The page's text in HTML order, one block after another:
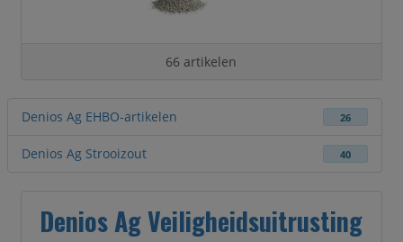
66 artikelen
Denios Ag EHBO-artikelen 26
Denios Ag Strooizout 40
Denios Ag Veiligheidsuitrusting